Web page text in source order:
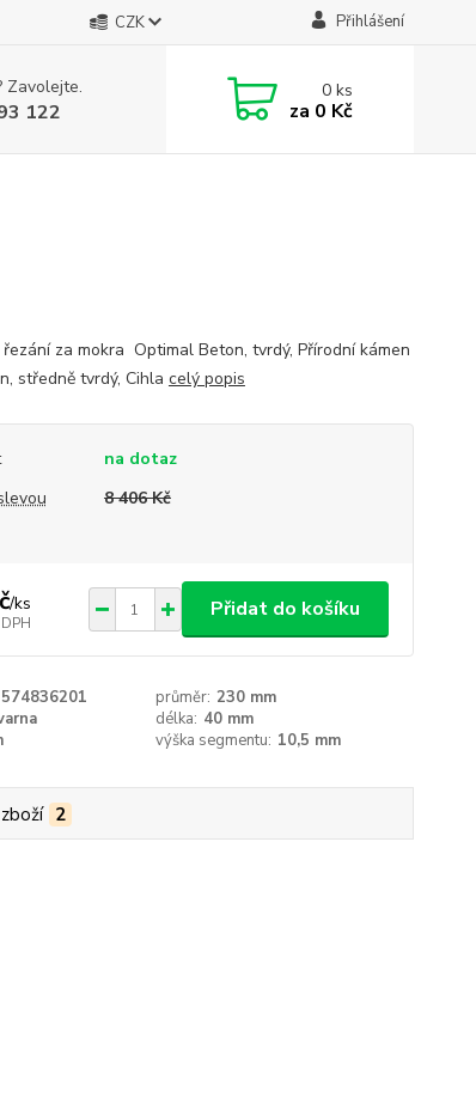
CZK Přihlášení
Zavolejte.
122
0ks
za 0 Kč
za mokra Optimal Beton, tvrdý, Přírodní kámen
středně tvrdý, Cihla celý popis
na dotaz
8 406 Kč
/ks Přidat do košíku
574836201 průměr: 230 mm
délka: 40 mm
výška segmentu: 10,5 mm
2